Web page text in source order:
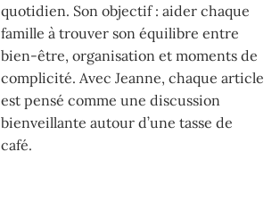
quotidien. Son objectif : aider chaque
famille à trouver son équilibre entre
bien-être, organisation et moments de
complicité. Avec Jeanne, chaque article
est pensé comme une discussion
bienveillante autour d’une tasse de
café.